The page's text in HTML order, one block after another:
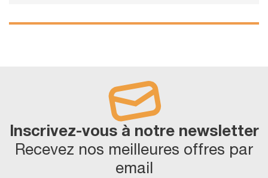
Inscrivez-vous à notre newsletter
Recevez nos meilleures offres par
email